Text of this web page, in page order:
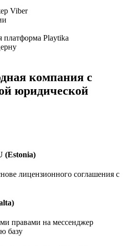
Viber
платформа Playtika
компания с
юридической
(Estonia)
лицензионного соглашения с
правами на мессенджер
базу